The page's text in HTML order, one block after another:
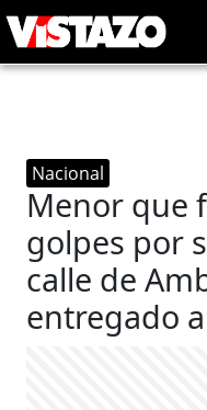
Nacional
Menor que
golpes por
calle de
entregado